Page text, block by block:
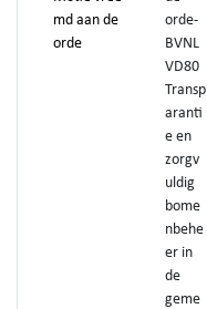
md aan de
orde
orde-
BVNL
VD80
Transp
aranti
e en
zorgv
uldig
bome
nbehe
er in
de
geme